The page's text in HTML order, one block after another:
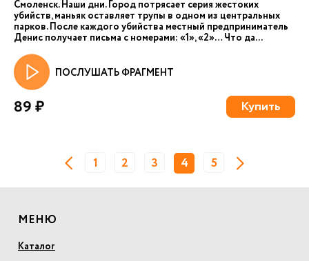
Смоленск. Наши дни. Город потрясает серия жестоких
убийств, маньяк оставляет трупы в одном из центральных
парков. После каждого убийства местный предприниматель
Денис получает письма с номерами: «1», «2»… Что да...
ПОСЛУШАТЬ ФРАГМЕНТ
89 ₽ Купить
1 2 3 4 5
МЕНЮ
Каталог